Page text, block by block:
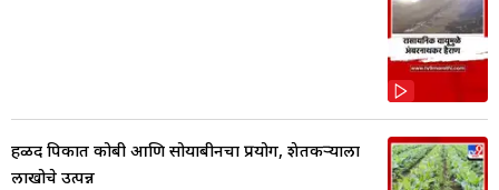
हळद पिकात कोबी आणि सोयाबीनचा प्रयोग, शेतकर्‍याला
लाखोचे उत्पन्न